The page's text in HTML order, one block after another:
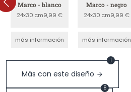
Marco - blanco
24x30 cm9,99 €
más información
Marco - negro
24x30 cm9,99 €
más información
Más con este diseño
1
8